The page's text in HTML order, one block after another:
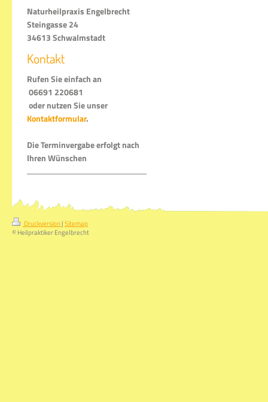
Naturheilpraxis Engelbrecht
Steingasse 24
34613 Schwalmstadt
Kontakt
Rufen Sie einfach an
06691 220681
oder nutzen Sie unser
Kontaktformular.
Die Terminvergabe erfolgt nach
Ihren Wünschen
Druckversion |Sitemap
© Heilpraktiker Engelbrecht